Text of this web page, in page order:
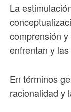
La
comprensión
enfrentan y
En términos
racionalidad y